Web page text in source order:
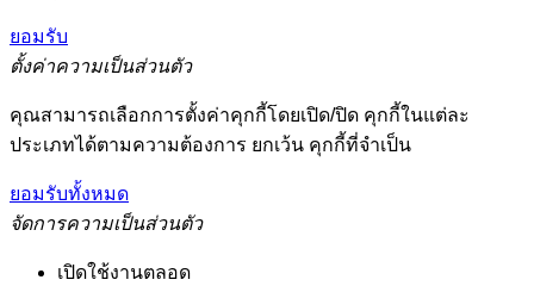
ยอมรับ
ตั้งค่าความเป็นส่วนตัว
คุณสามารถเลือกการตั้งค่าคุกกี้โดยเปิด/ปิด คุกกี้ในแต่ละ
ประเภทได้ตามความต้องการ ยกเว้น คุกกี้ที่จำเป็น
ยอมรับทั้งหมด
จัดการความเป็นส่วนตัว
เปิดใช้งานตลอด